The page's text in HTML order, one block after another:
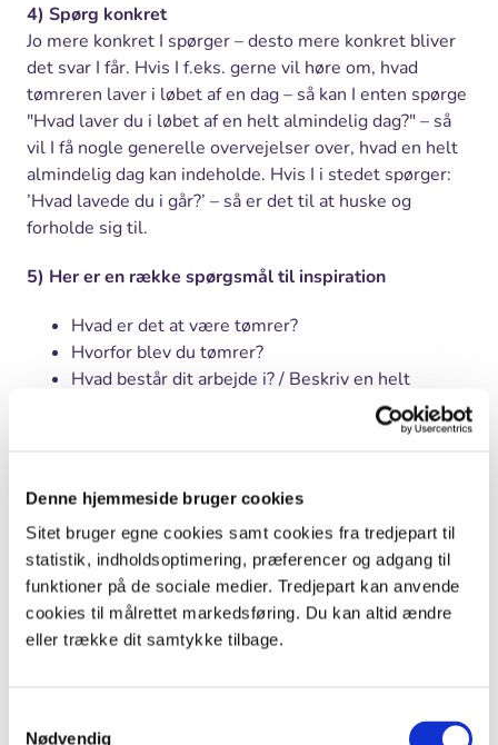
Denne hjemmeside bruger cookies
Sitet bruger egne cookies samt cookies fra tredjepart til
statistik, indholdsoptimering, præferencer og adgang til
funktioner på de sociale medier. Tredjepart kan anvende
cookies til målrettet markedsføring. Du kan altid ændre
eller trække dit samtykke tilbage.
Nødvendig
4) Spørg konkret
Jo mere konkret I spørger – desto mere konkret bliver
det svar I får. Hvis I f.eks. gerne vil høre om, hvad
tømreren laver i løbet af en dag – så kan I enten spørge
"Hvad laver du i løbet af en helt almindelig dag?" – så
vil I få nogle generelle overvejelser over, hvad en helt
almindelig dag kan indeholde. Hvis I i stedet spørger:
’Hvad lavede du i går?’ – så er det til at huske og
forholde sig til.
5) Her er en række spørgsmål til inspiration
Hvad er det at være tømrer?
Hvorfor blev du tømrer?
Hvad består dit arbejde i? / Beskriv en helt
Hvad er det bedste ved at være tømrer?
Beskriv det sjoveste du har været ude for i
forbindelse med dit arbejde.
Beskriv det farligste du har været ude for i
forbindelse med dit arbejde.
Hvad er det gode ved at arbejde med træ?
Hvad kan træ som andre materialer ikke kan?
Hvad er det dårlige ved at arbejde med træ?
når vi bliver store? Hvorfor?